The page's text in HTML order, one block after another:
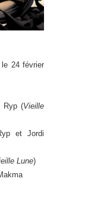
le 24 février
Ryp (Vieille
et Jordi
Lune)